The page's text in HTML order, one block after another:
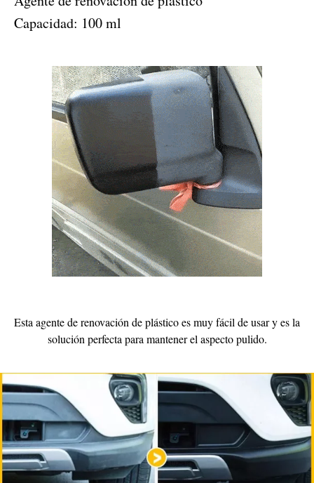
Capacidad: 100 ml
Esta agente de renovación de plástico es muy fácil de usar y es la
solución perfecta para mantener el aspecto pulido.